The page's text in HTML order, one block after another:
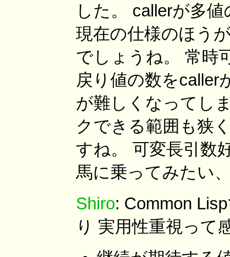
した。 callerが多
現在の仕様のほう
でしょうね。 常時
戻り値の数をcaller
が難しくなってし
クできる範囲も狭
すね。 可変長引数
馬に乗ってみたい
Shiro: Common
り 実用性重視って